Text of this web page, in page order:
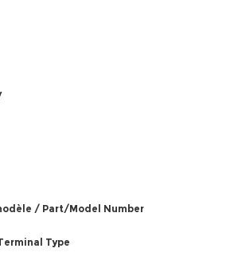
/ Part/Model Number
Type